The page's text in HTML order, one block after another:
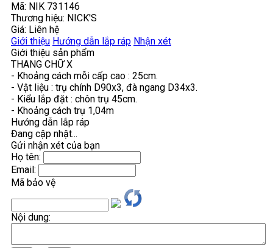
Mã: NIK 731146
Thương hiệu: NICK'S
Giá: Liên hệ
Giới thiệu Hướng dẫn lắp ráp Nhận xét
Giới thiệu sản phẩm
THANG CHỮ X
- Khoảng cách mỗi cấp cao : 25cm.
- Vật liệu : trụ chính D90x3, đà ngang D34x3.
- Kiểu lắp đặt : chôn trụ 45cm.
- Khoảng cách trụ 1,04m
Hướng dẫn lắp ráp
Đang cập nhật...
Gửi nhận xét của bạn
Họ tên:
Email:
Mã bảo vệ
Nội dung: